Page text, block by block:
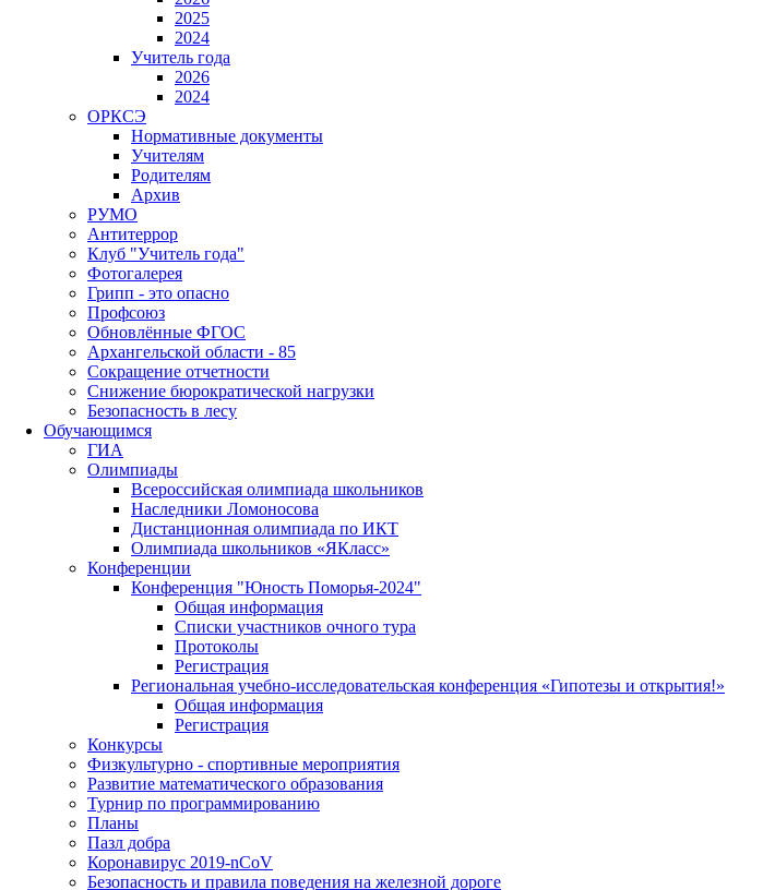
2025
2024
Учитель года
2026
2024
ОРКСЭ
Нормативные документы
Учителям
Родителям
Архив
РУМО
Антитеррор
Клуб "Учитель года"
Фотогалерея
Грипп - это опасно
Профсоюз
Обновлённые ФГОС
Архангельской области - 85
Сокращение отчетности
Снижение бюрократической нагрузки
Безопасность в лесу
Обучающимся
ГИА
Олимпиады
Всероссийская олимпиада школьников
Наследники Ломоносова
Дистанционная олимпиада по ИКТ
Олимпиада школьников «ЯКласс»
Конференции
Конференция "Юность Поморья-2024"
Общая информация
Списки участников очного тура
Протоколы
Регистрация
Региональная учебно-исследовательская конференция «Гипотезы и открытия!»
Общая информация
Регистрация
Конкурсы
Физкультурно - спортивные мероприятия
Развитие математического образования
Турнир по программированию
Планы
Пазл добра
Коронавирус 2019-nCoV
Безопасность и правила поведения на железной дороге